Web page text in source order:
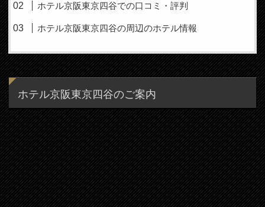
ホテル京阪東京四谷での口コミ・評判
ホテル京阪東京四谷の周辺のホテル情報
ホテル京阪東京四谷のご案内